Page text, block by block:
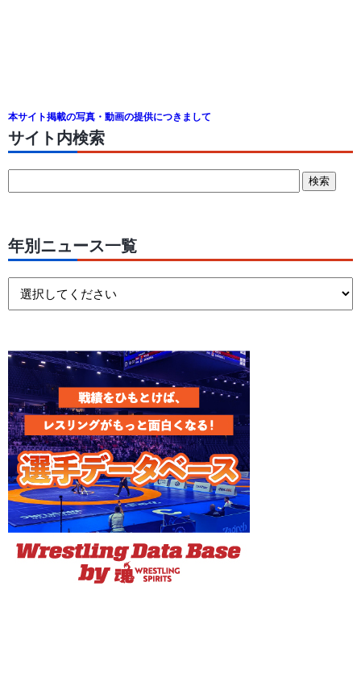
本サイト掲載の写真・動画の提供につきまして
サイト内検索
年別ニュース一覧